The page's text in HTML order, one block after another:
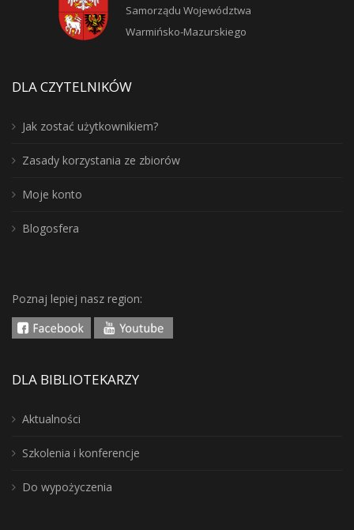
Samorządu Województwa
Warmińsko-Mazurskiego
DLA CZYTELNIKÓW
Jak zostać użytkownikiem?
Zasady korzystania ze zbiorów
Moje konto
Blogosfera
Poznaj lepiej nasz region:
DLA BIBLIOTEKARZY
Aktualności
Szkolenia i konferencje
Do wypożyczenia